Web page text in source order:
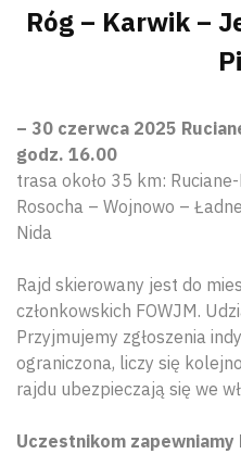
Róg – Karwik –
– 30 czerwca 2025
godz. 16.00
trasa około 35 km:
Rosocha – Wojnowo –
Nida
Rajd skierowany jest do
członkowskich FOWJM.
Przyjmujemy zgłoszenia
ograniczona, liczy się
rajdu ubezpieczają się we
Uczestnikom